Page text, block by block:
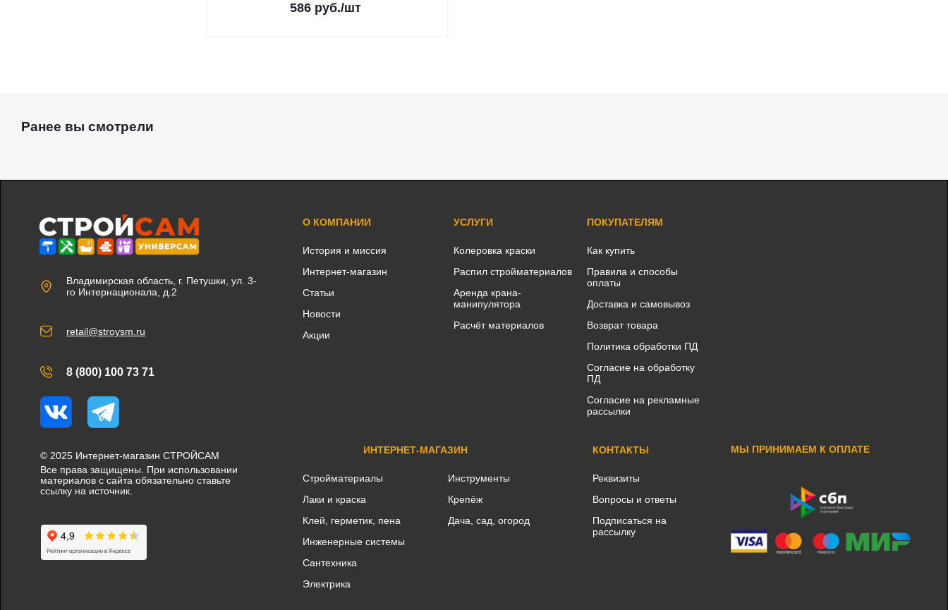
586 руб./шт
Ранее вы смотрели
Владимирская область, г. Петушки, ул. 3-
го Интернационала, д.2
retail@stroysm.ru
8 (800) 100 73 71
Вконтакте
Telegram
© 2025 Интернет-магазин СТРОЙСАМ
Все права защищены. При использовании
материалов с сайта обязательно ставьте
ссылку на источник.
О КОМПАНИИ
История и миссия
Интернет-магазин
Статьи
Новости
Акции
УСЛУГИ
Колеровка краски
Распил стройматериалов
Аренда крана-
манипулятора
Расчёт материалов
ПОКУПАТЕЛЯМ
Как купить
Правила и способы
оплаты
Доставка и самовывоз
Возврат товара
Политика обработки ПД
Согласие на обработку
ПД
Согласие на рекламные
рассылки
ИНТЕРНЕТ-МАГАЗИН
Стройматериалы
Лаки и краска
Клей, герметик, пена
Инженерные системы
Сантехника
Электрика
Инструменты
Крепёж
Дача, сад, огород
КОНТАКТЫ
Реквизиты
Вопросы и ответы
Подписаться на
рассылку
МЫ ПРИНИМАЕМ К ОПЛАТЕ